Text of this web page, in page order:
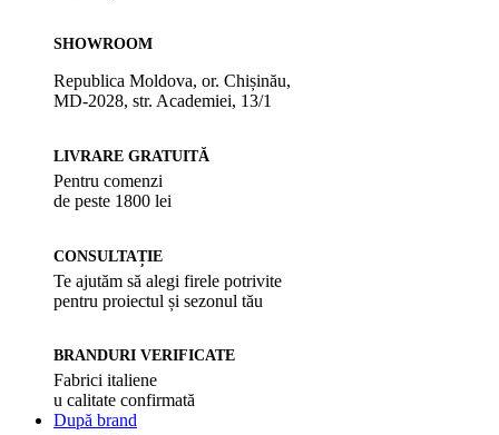
SHOWROOM
Republica Moldova, or. Chișinău,
MD-2028, str. Academiei, 13/1
LIVRARE GRATUITĂ
Pentru comenzi
de peste 1800 lei
CONSULTAȚIE
Te ajutăm să alegi firele potrivite
pentru proiectul și sezonul tău
BRANDURI VERIFICATE
Fabrici italiene
u calitate confirmată
După brand